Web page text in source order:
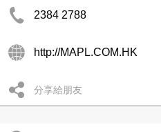
2384 2788
http://MAPL.COM.HK
分享給朋友